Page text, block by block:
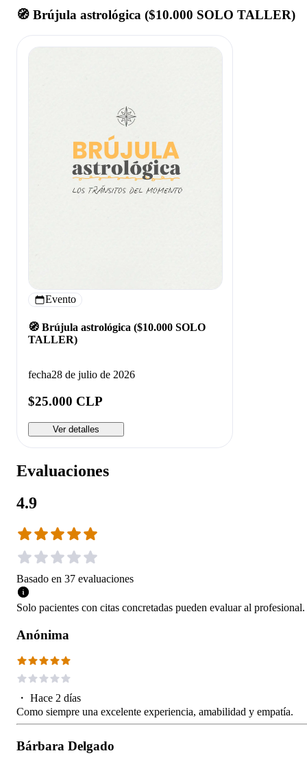
🧭 Brújula astrológica ($10.000 SOLO TALLER)
Evento
🧭 Brújula astrológica ($10.000 SOLO
TALLER)
fecha28 de julio de 2026
$25.000 CLP
Ver detalles
Evaluaciones
4.9
Basado en 37 evaluaciones
Solo pacientes con citas concretadas pueden evaluar al profesional.
Anónima
・ Hace 2 días
Como siempre una excelente experiencia, amabilidad y empatía.
Bárbara Delgado